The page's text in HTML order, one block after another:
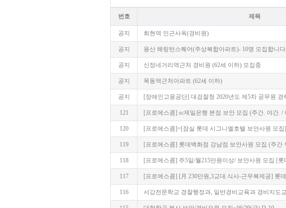
번호 제목
공지 회현역 인근사옥(경비원)
공지 용산 해링턴스퀘어(주상복합아파트)- 10명 모집합니다.
공지 신정네거리역근처 경비원 (62세 이하) 모집중
공지 목동역근처아파트 (62세 이하)
공지 [장애인고용공단] 대검찰청 2020년도 제5차 공무원 경
121 [프로에스콤] sc제일은행 본점 보안 모집 (주간. 야간. /
120 [프로에스콤]=[잠실 롯데 시그니엘호텔 보안사원 모
119 [프로에스콤] 롯데백화점 강남점 보안사원 모집 (주간
118 [프로에스콤] 주5일/월215만원이상/ 보안사원 모집 [
117 [프로에스콤] [月 230만원,3교대.식사-근무복제공] 롯
116 서강전문학교 경찰행정과, 일반경비교육과 경비지도